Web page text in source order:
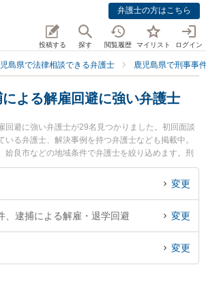
弁護士の方はこちら
投稿する 探す 閲覧履歴 マイリスト ログイン
島県で法律相談できる弁護士 鹿児島県で刑事事
よる解雇回避に強い弁護士
回避に強い弁護士が29名見つかりました。初回面談
いる弁護士、解決事例を持つ弁護士なども掲載中。
姶良市などの地域条件で弁護士を絞り込めます。刑
や少年事件、再犯・前科あり等の細かな分野での絞
。特に弁護士法人萩原 鹿児島シティ法律事務所の田
島県で土日や夜間に発生した逮捕による解雇回避の
に相談したい』『逮捕による解雇回避のトラブル解
士を検索したい』『初回相談無料で逮捕による解雇
変更
、逮捕による解雇・退学回避 変更
変更